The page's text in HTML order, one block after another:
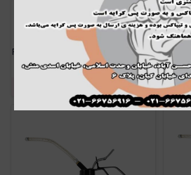
روغن‌دان 350 سی‌سی رونیکس مدل RH-
روغن کش دستی رونیکس مدل RH-4310
ناموجود